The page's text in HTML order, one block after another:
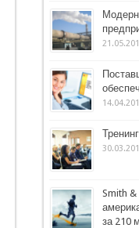
Smith
за 210